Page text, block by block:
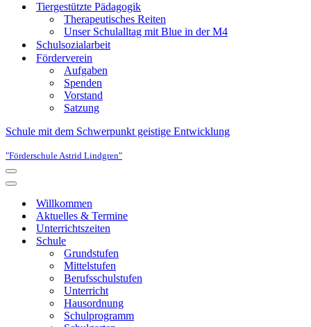
Tiergestützte Pädagogik
Therapeutisches Reiten
Unser Schulalltag mit Blue in der M4
Schulsozialarbeit
Förderverein
Aufgaben
Spenden
Vorstand
Satzung
Schule mit dem Schwerpunkt geistige Entwicklung
"Förderschule Astrid Lindgren"
Navigationsmenü
Navigationsmenü
Willkommen
Aktuelles & Termine
Unterrichtszeiten
Schule
Grundstufen
Mittelstufen
Berufsschulstufen
Unterricht
Hausordnung
Schulprogramm